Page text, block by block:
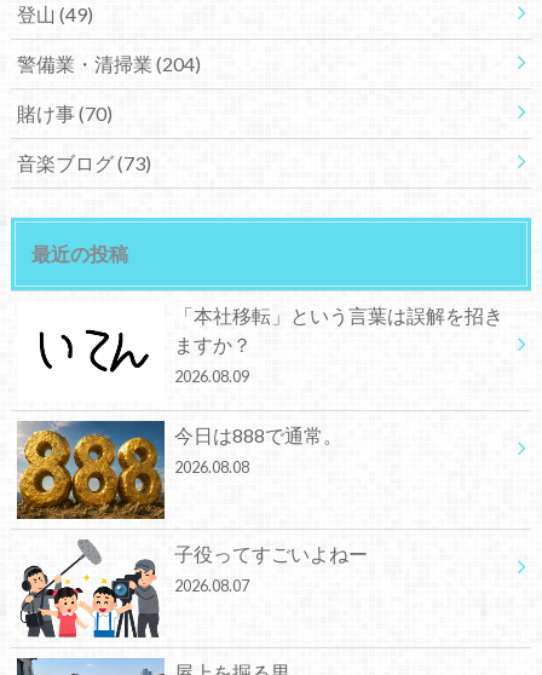
登山 (49)
警備業・清掃業 (204)
賭け事(70)
音楽ブログ(73)
最近の投稿
「本社移転」という言葉は誤解を招き
ますか？
2026.08.09
今日は888で通常。
2026.08.08
子役ってすごいよねー
2026.08.07